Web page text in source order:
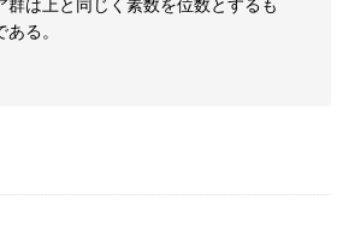
群は上と同じく素数を位数とするも
る。